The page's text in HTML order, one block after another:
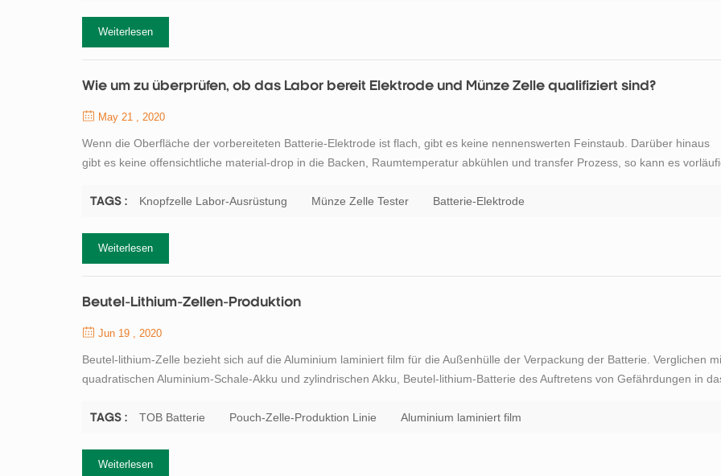
Weiterlesen
Wie um zu überprüfen, ob das Labor bereit Elektrode und Münze Zelle qualifiziert sind?
May 21 , 2020
Wenn die Oberfläche der vorbereiteten Batterie-Elektrode ist flach, gibt es keine nennenswerten Feinstaub. Darüber hinaus
gibt es keine offensichtliche material-drop in die Backen, Raumtemperatur abkühlen und transfer Prozess, so kann es
Qualität, die Dicke des Batterie-...
TAGS : Knopfzelle Labor-Ausrüstung Münze Zelle Tester Batterie-Elektrode
Weiterlesen
Beutel-Lithium-Zellen-Produktion
Jun 19 , 2020
Beutel-lithium-Zelle bezieht sich auf die Aluminium laminiert film für die Außenhülle der Verpackung der Batterie. Verglichen
quadratischen Aluminium-Schale-Akku und zylindrischen Akku, Beutel-lithium-Batterie des Auftretens von Gefährdungen in
sicherer. Zur gleichen Ze...
TAGS : TOB Batterie Pouch-Zelle-Produktion Linie Aluminium laminiert film
Weiterlesen